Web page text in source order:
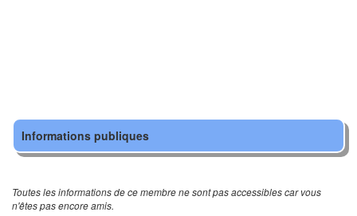
Informations publiques
Toutes les informations de ce membre ne sont pas accessibles car vous
n'êtes pas encore amis.